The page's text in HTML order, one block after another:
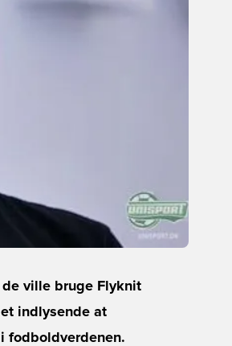
ville bruge Flyknit
indlysende at
fodboldverdenen.